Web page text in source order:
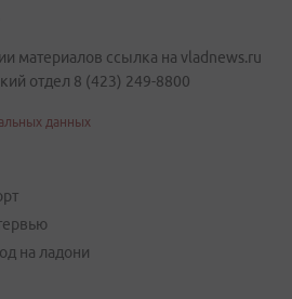
материалов ссылка на vladnews.ru
отдел 8 (423) 249-8800
данных
на ладони